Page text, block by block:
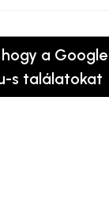
a
s találatokat